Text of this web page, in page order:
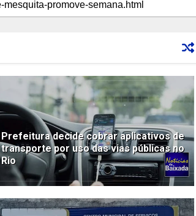
Prefeitura decide cobrar aplicativos de
transporte por uso das vias públicas no
Rio